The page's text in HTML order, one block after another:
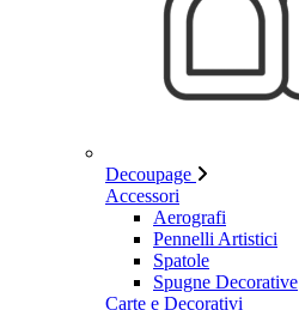
Decoupage
Accessori
Aerografi
Pennelli Artistici
Spatole
Spugne Decorative
Carte e Decorativi